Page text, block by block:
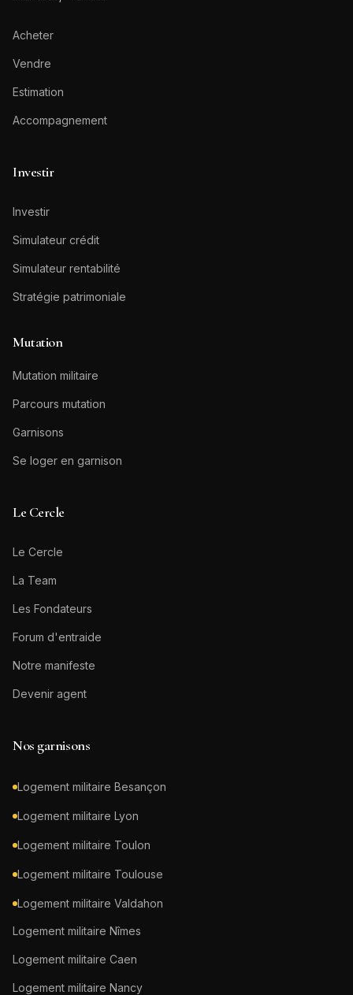
Acheter
Vendre
Estimation
Accompagnement
Investir
Investir
Simulateur crédit
Simulateur rentabilité
Stratégie patrimoniale
Mutation
Mutation militaire
Parcours mutation
Garnisons
Se loger en garnison
Le Cercle
Le Cercle
La Team
Les Fondateurs
Forum d'entraide
Notre manifeste
Devenir agent
Nos garnisons
Logement militaire Besançon
Logement militaire Lyon
Logement militaire Toulon
Logement militaire Toulouse
Logement militaire Valdahon
Logement militaire Nîmes
Logement militaire Caen
Logement militaire Nancy